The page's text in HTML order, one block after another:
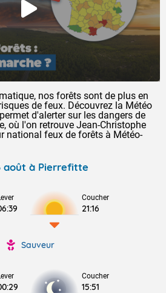
nos forêts sont de plus en
de feux. Découvrez la Météo
d'alerter sur les dangers de
où l'on retrouve Jean-Christophe
national feux de forêts à Météo-
août à Pierrefitte
Coucher
21:16
Sauveur
Coucher
15:51